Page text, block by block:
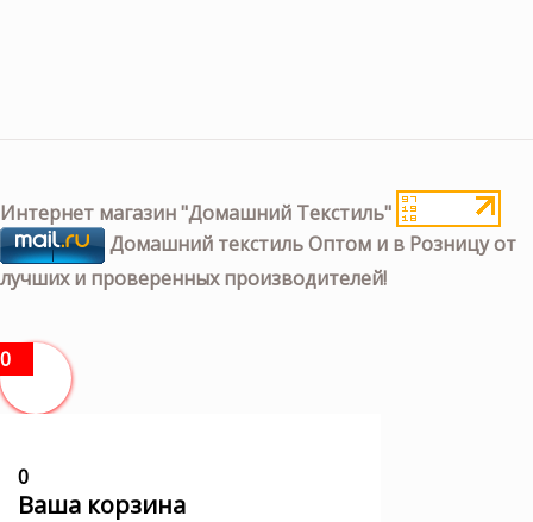
Интернет магазин "Домашний Текстиль"
Домашний текстиль Оптом и в Розницу от
лучших и проверенных производителей!
0
0
Ваша корзина